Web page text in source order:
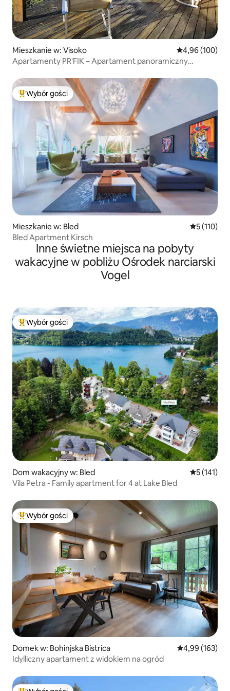
Mieszkanie w: Visoko Średnia
4,96 (100)
Apartamenty PR'FIK – Apartament panoramiczny
Najpopularniejsze z kategorii Wybór gości
Wybór gości
Mieszkanie w: Bled Średnia
5 (110)
Bled Apartment Kirsch
Inne świetne miejsca na pobyty
wakacyjne w pobliżu Ośrodek narciarski
Vogel
Najpopularniejsze z kategorii Wybór gości
Wybór gości
Dom wakacyjny w: Bled Średnia
5 (141)
Vila Petra - Family apartment for 4 at Lake Bled
Najpopularniejsze z kategorii Wybór gości
Wybór gości
Domek w: Bohinjska Bistrica Średnia
4,99 (163)
Idylliczny apartament z widokiem na ogród